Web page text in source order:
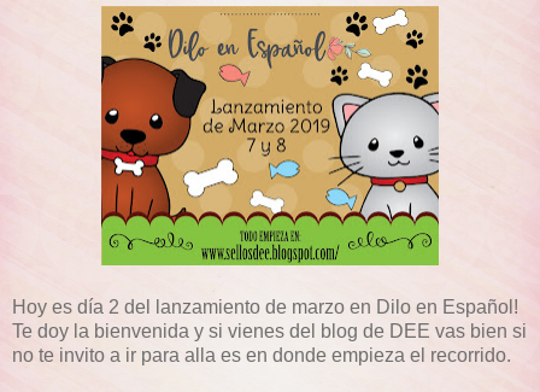
Hoy es día 2 del lanzamiento de marzo en Dilo en Español!
Te doy la bienvenida y si vienes del blog de DEE vas bien si
no te invito a ir para alla es en donde empieza el recorrido.